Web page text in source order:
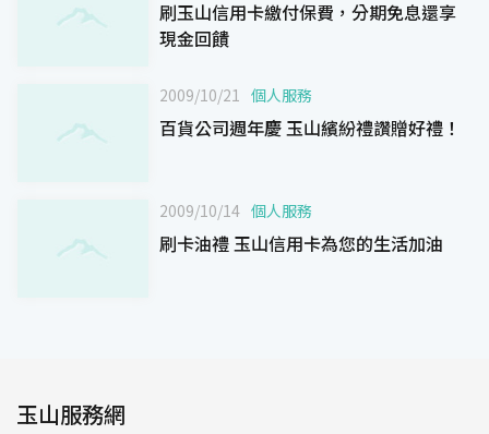
刷玉山信用卡繳付保費，分期免息還享
現金回饋
2009/10/21 個人服務
百貨公司週年慶 玉山繽紛禮讚贈好禮！
2009/10/14 個人服務
刷卡油禮 玉山信用卡為您的生活加油
玉山服務網